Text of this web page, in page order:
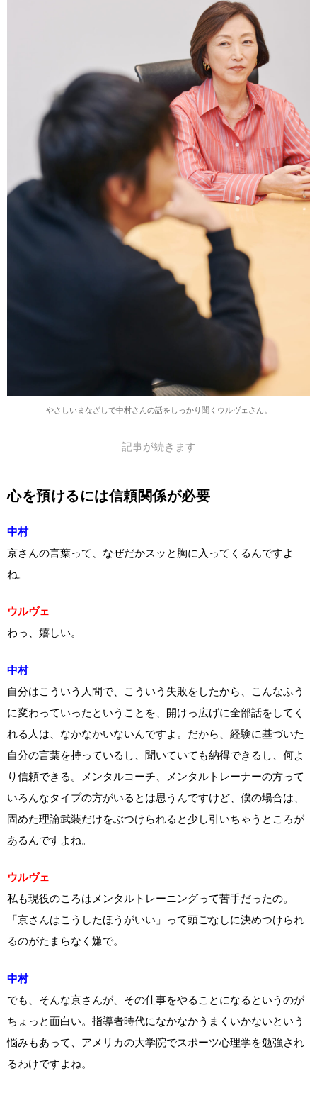
やさしいまなざしで中村さんの話をしっかり聞くウルヴェさん。
記事が続きます
心を預けるには信頼関係が必要
中村
京さんの言葉って、なぜだかスッと胸に入ってくるんですよ
ね。
ウルヴェ
わっ、嬉しい。
中村
自分はこういう人間で、こういう失敗をしたから、こんなふう
に変わっていったということを、開けっ広げに全部話をしてく
れる人は、なかなかいないんですよ。だから、経験に基づいた
自分の言葉を持っているし、聞いていても納得できるし、何よ
り信頼できる。メンタルコーチ、メンタルトレーナーの方って
いろんなタイプの方がいるとは思うんですけど、僕の場合は、
固めた理論武装だけをぶつけられると少し引いちゃうところが
あるんですよね。
ウルヴェ
私も現役のころはメンタルトレーニングって苦手だったの。
「京さんはこうしたほうがいい」って頭ごなしに決めつけられ
るのがたまらなく嫌で。
中村
でも、そんな京さんが、その仕事をやることになるというのが
ちょっと面白い。指導者時代になかなかうまくいかないという
悩みもあって、アメリカの大学院でスポーツ心理学を勉強され
るわけですよね。